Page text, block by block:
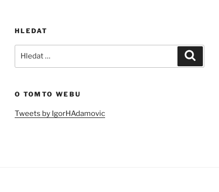
HLEDAT
O TOMTO WEBU
Tweets by IgorHAdamovic